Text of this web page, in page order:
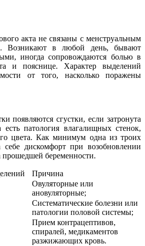
акта не связаны с менструальным
Возникают в любой день, бывают
иногда сопровождаются болью в
и пояснице. Характер выделений
от того, насколько поражены
появляются сгустки, если затронута
патология влагалищных стенок,
цвета. Как минимум одна из троих
дискомфорт при возобновлении
беременности.
Причина
Овуляторные или
ановуляторные;
Систематические болезни или
патологии половой системы;
Прием контрацептивов,
спиралей, медикаментов
разжижающих кровь.